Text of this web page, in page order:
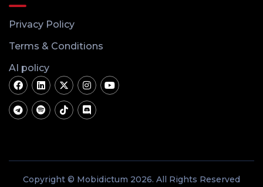
Privacy Policy
Terms & Conditions
AI policy
Copyright © Mobidictum 2026. All Rights Reserved